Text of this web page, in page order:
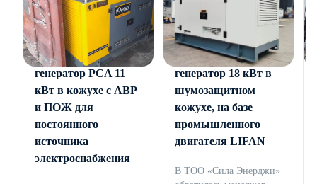
Дизельный
генератор PCA 11
кВт в кожухе с АВР
и ПОЖ для
постоянного
источника
электроснабжения
Дизельный
генератор 18 кВт в
шумозащитном
кожухе, на базе
промышленного
двигателя LIFAN
В ТОО «Сила Энерджи»